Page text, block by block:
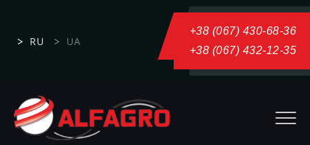
RU UA
+38 (067) 430-68-36
+38 (067) 432-12-35